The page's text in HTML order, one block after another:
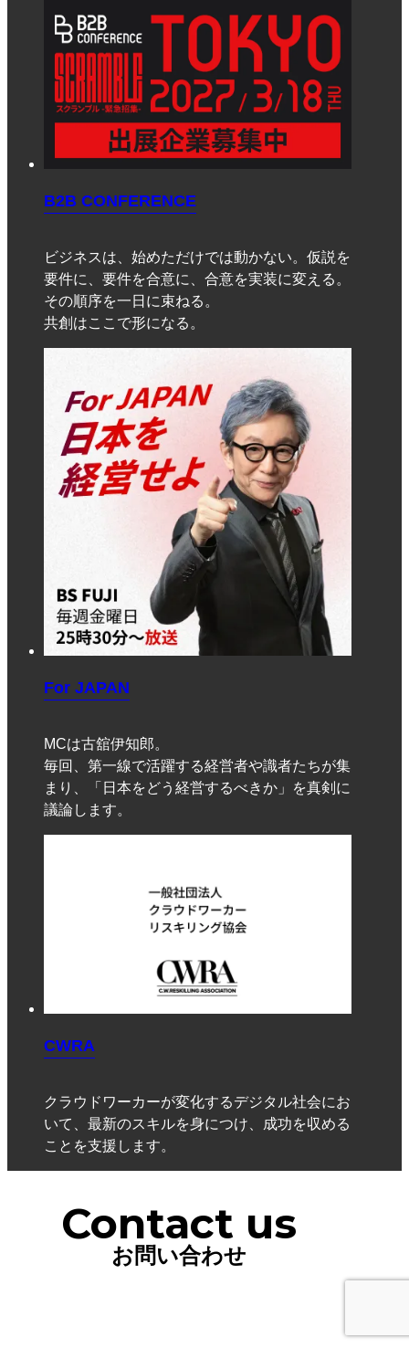
B2B CONFERENCE
ビジネスは、始めただけでは動かない。仮説を
要件に、要件を合意に、合意を実装に変える。
その順序を一日に束ねる。
共創はここで形になる。
For JAPAN
MCは古舘伊知郎。
毎回、第一線で活躍する経営者や識者たちが集
まり、「日本をどう経営するべきか」を真剣に
議論します。
CWRA
クラウドワーカーが変化するデジタル社会にお
いて、最新のスキルを身につけ、成功を収める
ことを支援します。
Contact us
お問い合わせ